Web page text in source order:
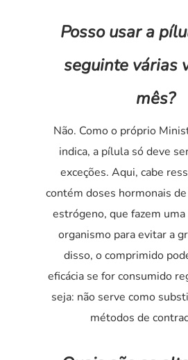
Posso usar a
seguinte várias
mês?
Não. Como o próprio
indica, a pílula só deve
exceções. Aqui, cabe
contém doses hormonais
estrógeno, que fazem
organismo para evitar a
disso, o comprimido
eficácia se for consumido
seja: não serve como
métodos de